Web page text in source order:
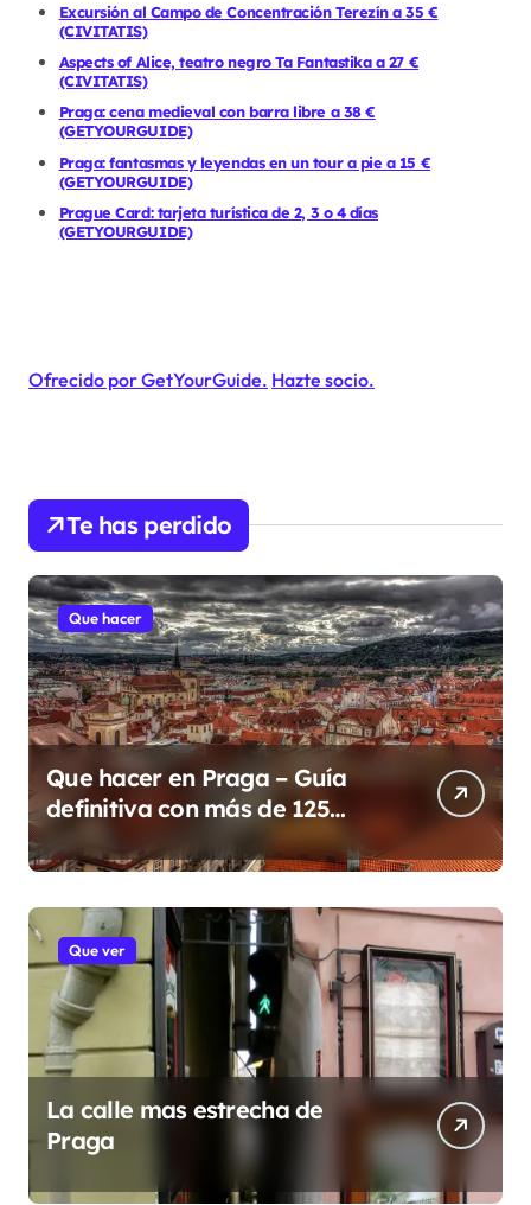
Excursión al Campo de Concentración Terezín a 35 €
(CIVITATIS)
Aspects of Alice, teatro negro Ta Fantastika a 27 €
(CIVITATIS)
Praga: cena medieval con barra libre a 38 €
(GETYOURGUIDE)
Praga: fantasmas y leyendas en un tour a pie a 15 €
(GETYOURGUIDE)
Prague Card: tarjeta turística de 2, 3 o 4 días
(GETYOURGUIDE)
Ofrecido por GetYourGuide. Hazte socio.
Te has perdido
Que hacer
Que hacer en Praga – Guía
definitiva con más de 125
lugares y eventos para 2026
Que ver
La calle mas estrecha de
Praga